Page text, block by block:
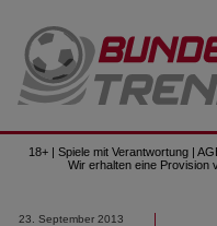
18+ | Spiele mit Verantwortung |
Wir erhalten eine Provision
23. September 2013